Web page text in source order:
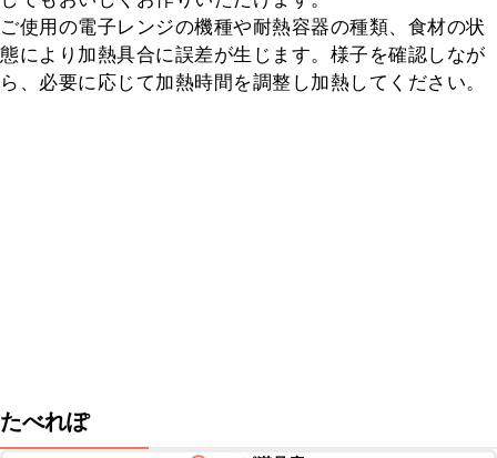
ご使用の電子レンジの機種や耐熱容器の種類、食材の状
態により加熱具合に誤差が生じます。様子を確認しなが
ら、必要に応じて加熱時間を調整し加熱してください。
たべれぽ